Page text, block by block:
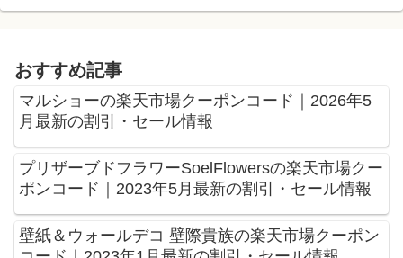
おすすめ記事
マルショーの楽天市場クーポンコード｜2026年5
月最新の割引・セール情報
プリザーブドフラワーSoelFlowersの楽天市場クー
ポンコード｜2023年5月最新の割引・セール情報
壁紙＆ウォールデコ 壁際貴族の楽天市場クーポン